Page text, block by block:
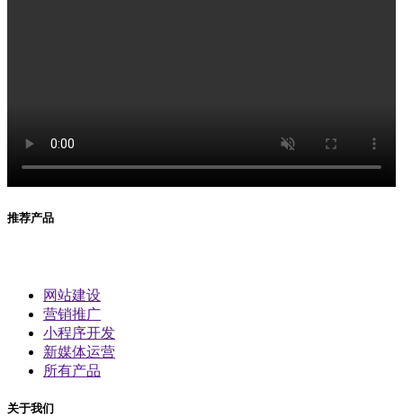
推荐产品
网站建设
营销推广
小程序开发
新媒体运营
所有产品
关于我们